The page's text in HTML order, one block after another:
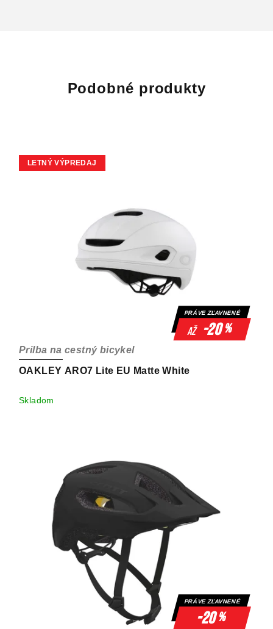
Podobné produkty
LETNÝ VÝPREDAJ
PRÁVE ZĽAVNENÉ
až -20%
OAKLEY ARO7 Lite EU Matte White
Prilba na cestný bicykel
Skladom
PRÁVE ZĽAVNENÉ
-20%